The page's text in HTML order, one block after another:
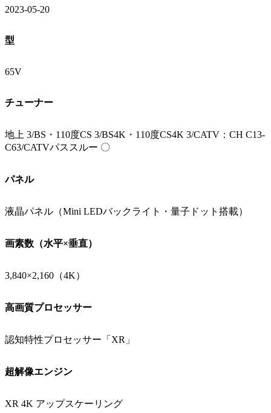
2023-05-20
型
65V
チューナー
地上 3/BS・110度CS 3/BS4K・110度CS4K 3/CATV：CH C13-
C63/CATVパススルー 〇
パネル
液晶パネル（Mini LEDバックライト・量子ドット搭載）
画素数（水平×垂直）
3,840×2,160（4K）
高画質プロセッサー
認知特性プロセッサー「XR」
超解像エンジン
XR 4K アップスケーリング